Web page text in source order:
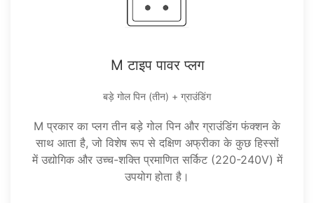
M टाइप पावर प्लग
बड़े गोल पिन (तीन) + ग्राउंडिंग
M प्रकार का प्लग तीन बड़े गोल पिन और ग्राउंडिंग फंक्शन के
साथ आता है, जो विशेष रूप से दक्षिण अफ्रीका के कुछ हिस्सों
में उद्योगिक और उच्च-शक्ति प्रमाणित सर्किट (220-240V) में
उपयोग होता है।